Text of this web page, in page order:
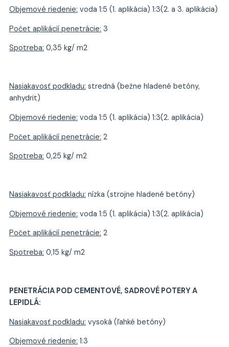
Objemové riedenie: voda 1:5 (1. aplikácia) 1:3(2. a 3. aplikácia)
Počet aplikácií penetrácie: 3
Spotreba: 0,35 kg/ m2
Nasiakavosť podkladu: stredná (bežne hladené betóny,
anhydrit)
Objemové riedenie: voda 1:5 (1. aplikácia) 1:3(2. aplikácia)
Počet aplikácií penetrácie: 2
Spotreba: 0,25 kg/ m2
Nasiakavosť podkladu: nízka (strojne hladené betóny)
Objemové riedenie: voda 1:5 (1. aplikácia) 1:3(2. aplikácia)
Počet aplikácií penetrácie: 2
Spotreba: 0,15 kg/ m2
PENETRÁCIA POD CEMENTOVÉ, SADROVÉ POTERY A
LEPIDLÁ:
Nasiakavosť podkladu: vysoká (ľahké betóny)
Objemové riedenie: 1:3